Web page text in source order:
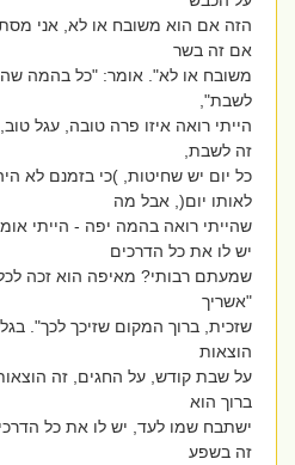
הזה אם הוא משובח או לא, אני מסתכל
אם זה בשר
משובח או לא". אומר: "כל בהמה
לשבת",
הייתי רואה איזו פרה טובה, עגל
זה לשבת,
כל יום יש שחיטות, )כי בזמנם לא היה
לאותו יום(, אבל מה
שהייתי רואה בהמה יפה - הייתי
יש לו את כל הדרכים
שמעתם רבותי? מאיפה הוא זכה לכל
"אשריך
שזכית, ברוך המקום שזיכך לכך".
הוצאות
על שבת קודש, על החגים, זה הוצאות
ברוך הוא
ישתבח שמו לעד, יש לו את כל
זה בשפע